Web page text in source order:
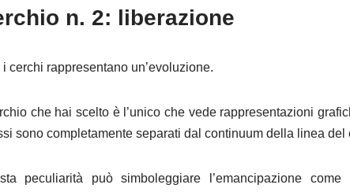
n. 2: liberazione
i cerchi rappresentano un’evoluzione.
che hai scelto è l’unico che vede rappresentazioni
sono completamente separati dal continuum della linea del
peculiarità può simboleggiare l’emancipazione